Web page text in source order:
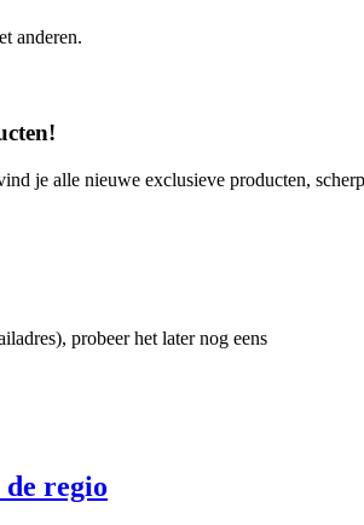
anderen.
je alle nieuwe exclusieve producten,
probeer het later nog eens
regio